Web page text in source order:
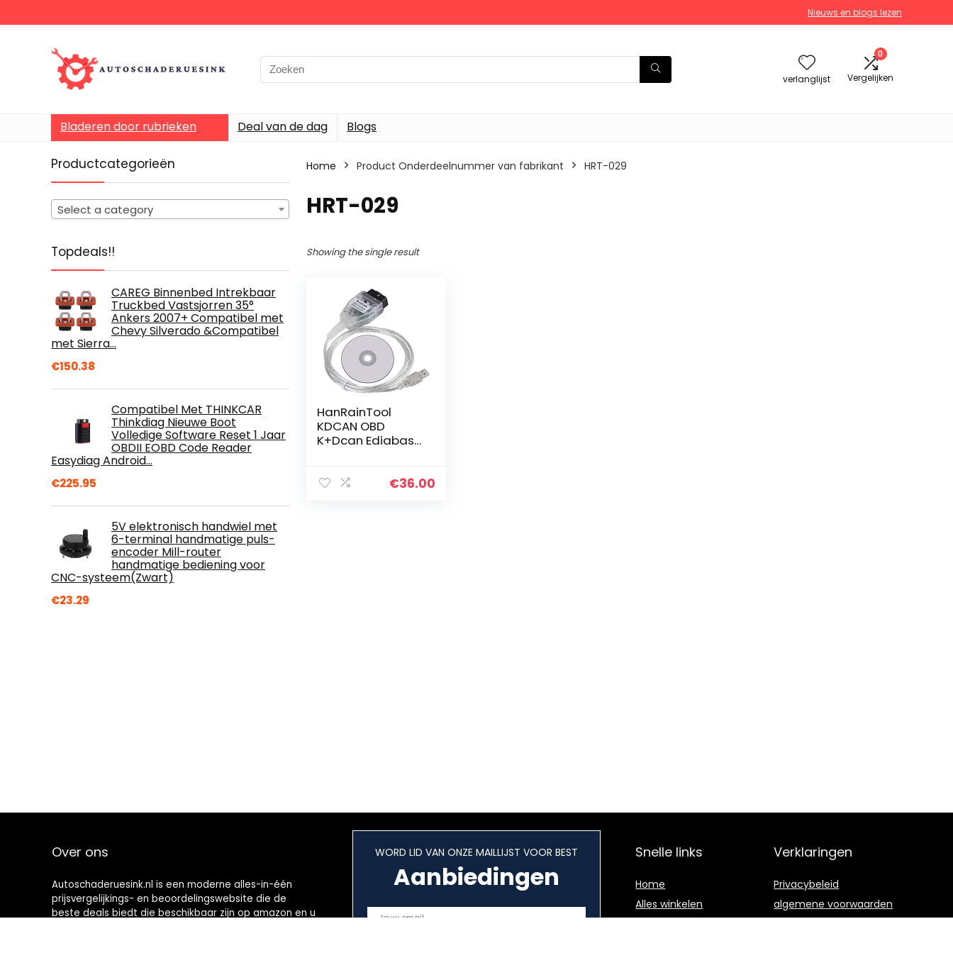
Nieuws en blogs lezen
verlanglijst
0
Vergelijken
Bladeren door rubrieken Deal van de dag Blogs
Productcategorieën
Select a category
Topdeals!!
CAREG Binnenbed Intrekbaar
Truckbed Vastsjorren 35°
Ankers 2007+ Compatibel met
Chevy Silverado &Compatibel
met Sierra…
€150.38
Compatibel Met THINKCAR
Thinkdiag Nieuwe Boot
Volledige Software Reset 1 Jaar
OBDII EOBD Code Reader
Easydiag Android…
€225.95
5V elektronisch handwiel met
6-terminal handmatige puls-
encoder Mill-router
handmatige bediening voor
CNC-systeem(Zwart)
€23.29
Home Product Onderdeelnummer van fabrikant ‎HRT-029
‎HRT-029
Showing the single result
HanRainTool
KDCAN OBD
K+Dcan Ediabas
Kenmerkende
€36.00
Over ons
Autoschaderuesink.nl is een moderne alles-in-één
prijsvergelijkings- en beoordelingswebsite die de
beste deals biedt die beschikbaar zijn op amazon en u
WORD LID VAN ONZE MAILLIJST VOOR BEST
Aanbiedingen
Snelle links
Home
Alles winkelen
Verklaringen
Privacybeleid
algemene voorwaarden